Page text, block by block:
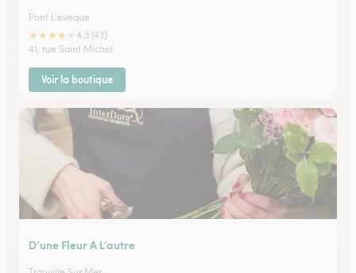
Pont L'eveque
★★★★
4.3 (43)
41, rue Saint Michel
Voir la boutique
D’une Fleur A L’autre